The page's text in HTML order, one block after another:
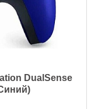
DualSense